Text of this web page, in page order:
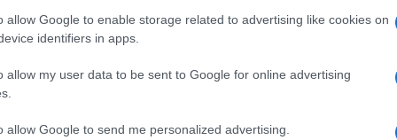
allow Google to enable storage related to advertising like cookies on
identifiers in apps.
allow my user data to be sent to Google for online advertising
allow Google to send me personalized advertising.
July 26, 2025
u razvoju domaće vojne industrije. Tvrdi se
(poznate kao "majka svih bombi"), druga